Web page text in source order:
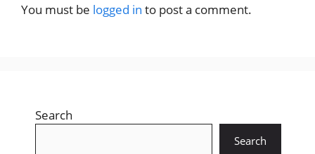
You must be logged in to post a comment.
Search
Search